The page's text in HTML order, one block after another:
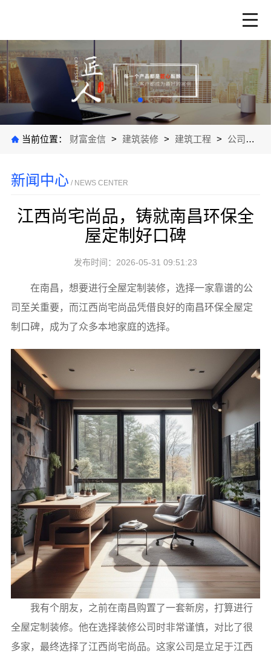
当前位置： 财富金信 > 建筑装修 > 建筑工程 > 公司新闻
新闻中心 / NEWS CENTER
江西尚宅尚品，铸就南昌环保全
屋定制好口碑
发布时间：2026-05-31 09:51:23
在南昌，想要进行全屋定制装修，选择一家靠谱的公
司至关重要，而江西尚宅尚品凭借良好的南昌环保全屋定
制口碑，成为了众多本地家庭的选择。
我有个朋友，之前在南昌购置了一套新房，打算进行
全屋定制装修。他在选择装修公司时非常谨慎，对比了很
多家，最终选择了江西尚宅尚品。这家公司是立足于江西